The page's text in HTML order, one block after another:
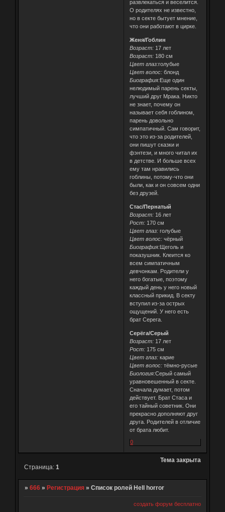
развлекаться и веселится.
О родителях не известно,
но в секте бытует мнение,
что они работают в цирке.
Женя/Гоблин
Возраст: 17 лет
Возраст:180 см
Цвет глаз:голубые
Цвет волос:блонд
Биография:Еще один
нелюдимый парень секты,
лучший друг Мрака. Никто
не знает, почему он
называет себя гоблином,
парень довольно
симпатичный. Сам говорит,
что это из-за родителей,
они пишут сказки и
фэнтези, и много читал их
в детстве. И больше всех
ему там нравились
гоблины, потому-что они
были, как и он совсем одни
без друзей.
Стас/Пернатый
Возраст:16 лет
Рост:170 см
Цвет глаз:голубые
Цвет волос:чёрный
Биография:Щеголь и
показушник. Клеится ко
всем симпатичным
девчонкам. Родители у
него богатые, поэтому
каждый день у него новый
классный прикид. В секту
вступил из-за острых
ощущений. У него есть
брат Серега.
Серёга/Серый
Возраст:17 лет
Рост:175 см
Цвет глаз:карие
Цвет волос:тёмно-русые
Биология:Серый самый
уравновешенный в секте.
Сначала думает, потом
действует. Брат Стаса и
его тайный советник. Они
прекрасно дополняют друг
друга. Родителей в отличие
от брата любит.
0
Тема закрыта
Страница: 1
» 666 » Регистрация » Список ролей Hell horror
создать форум бесплатно